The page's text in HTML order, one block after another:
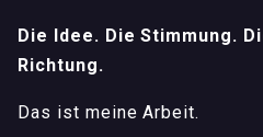
Die Idee. Die Stimmung.
Richtung.
Das ist meine Arbeit.